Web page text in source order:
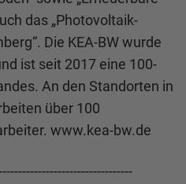
das „Photovoltaik-
Die KEA-BW wurde
ist seit 2017 eine 100-
An den Standorten in
über 100
www.kea-bw.de